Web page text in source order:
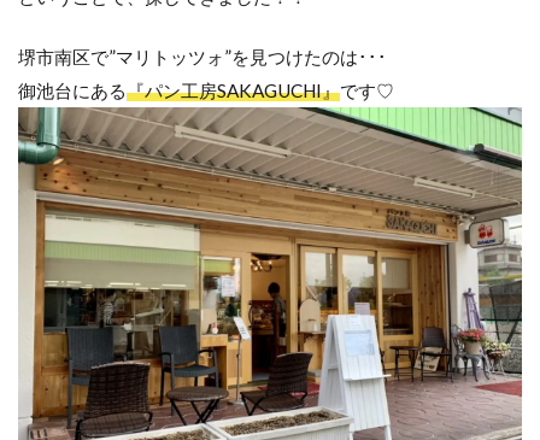
堺市南区で”マリトッツォ”を見つけたのは･･･
御池台にある『パン工房SAKAGUCHI』です♡